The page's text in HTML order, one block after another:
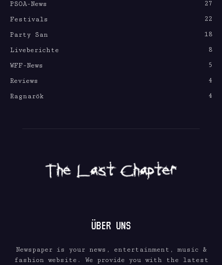
PSOA-News
27
Festivals
22
Party San
18
Liveberichte
8
WFF-News
5
Reviews
4
Ragnarök
4
ÜBER UNS
Newspaper is your news, entertainment, music &
fashion website. We provide you with the latest